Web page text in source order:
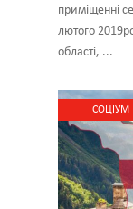
приміщенні
лютого
області, ...
CОЦІУМ